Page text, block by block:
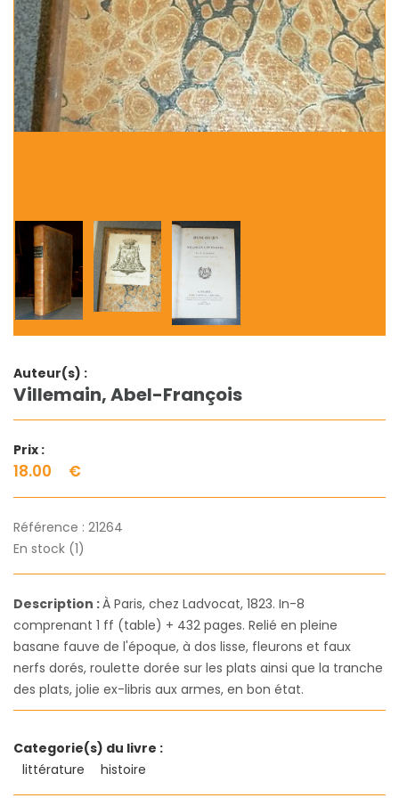
Auteur(s) :
Villemain, Abel-François
Prix :
18.00 €
Référence : 21264
En stock (1)
Description :À Paris, chez Ladvocat, 1823. In-8
comprenant 1 ff (table) + 432 pages. Relié en pleine
basane fauve de l'époque, à dos lisse, fleurons et faux
nerfs dorés, roulette dorée sur les plats ainsi que la tranche
des plats, jolie ex-libris aux armes, en bon état.
Categorie(s) du livre :
littérature
histoire